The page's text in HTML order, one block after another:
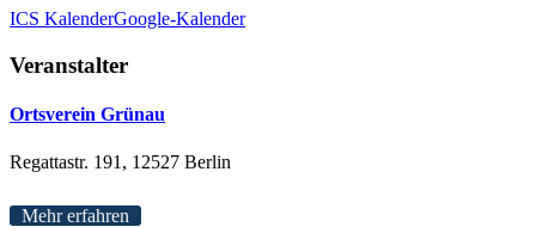
ICS KalenderGoogle-Kalender
Veranstalter
Ortsverein Grünau
Regattastr. 191, 12527 Berlin
Mehr erfahren